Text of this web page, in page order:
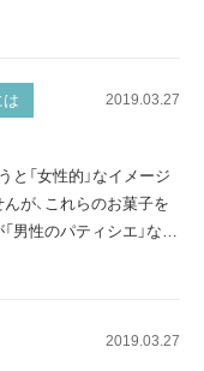
てどんな感じ？といっ
シエ」について、なぜ少
とは？ 力仕事や室温の
性…
2019.03.27
と「女性的」なイメージ
が、これらのお菓子を
男性のパティシエ」なの
エ」ってなんだか意外に
ィシエは男性が多い 洋
2019.03.27